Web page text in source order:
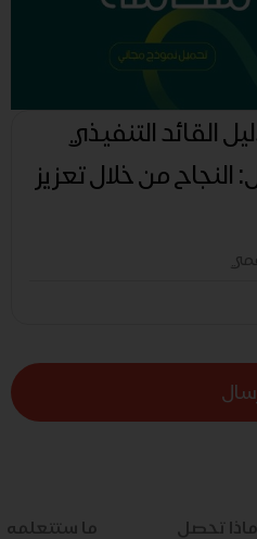
القائد التنفيذي
من خلال تعزيز
تحصل ما ستتعلمه